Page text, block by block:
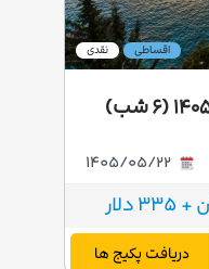
نقدی اقساطی
1405/05/22
دریافت پکیج ها